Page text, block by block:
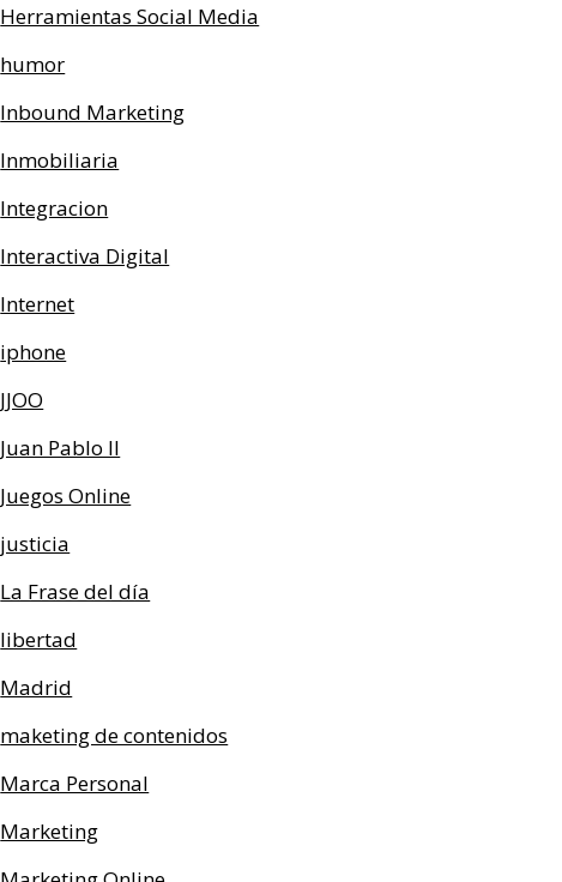
Herramientas Social Media
humor
Inbound Marketing
Inmobiliaria
Integracion
Interactiva Digital
Internet
iphone
JJOO
Juan Pablo II
Juegos Online
justicia
La Frase del día
libertad
Madrid
maketing de contenidos
Marca Personal
Marketing